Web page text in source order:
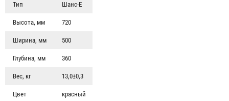
Тип Шанс-Е
Высота, мм 720
Ширина, мм 500
Глубина, мм 360
Вес, кг 13,0±0,3
Цвет красный